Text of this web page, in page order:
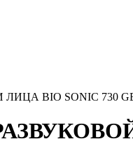
BIO SONIC 730